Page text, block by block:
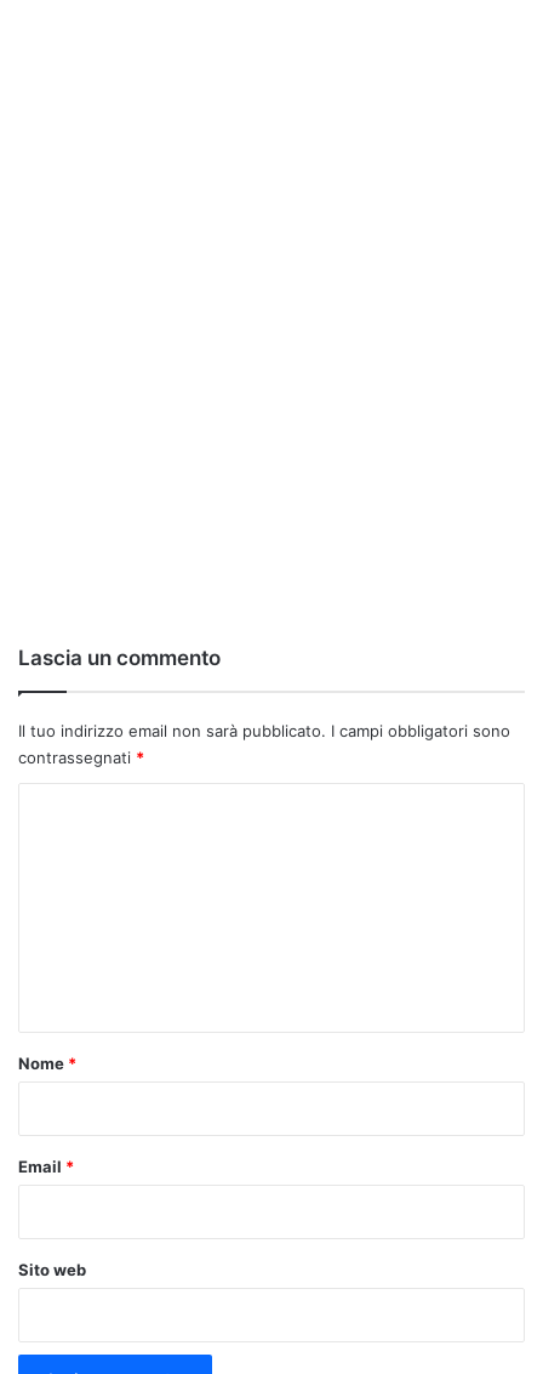
Lascia un commento
Il tuo indirizzo email non sarà pubblicato. I campi obbligatori sono
contrassegnati *
o
Nome *
Email *
Sito web